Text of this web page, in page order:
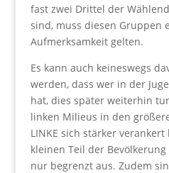
fast zwei Drittel der
sind, muss diesen Gruppen
Aufmerksamkeit gelten.
Es kann auch keineswegs
werden, dass wer in der
hat, dies später weiterhin
linken Milieus in den
LINKE sich stärker
kleinen Teil der
nur begrenzt aus. Zudem